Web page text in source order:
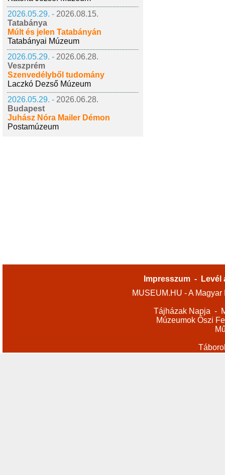
2026.05.29. - 2026.08.15.
Tatabánya
Múlt és jelen Tatabányán
Tatabányai Múzeum
2026.05.29. - 2026.06.28.
Veszprém
Szenvedélyből tudomány
Laczkó Dezső Múzeum
2026.05.29. - 2026.06.28.
Budapest
Juhász Nóra Mailer Démon
Postamúzeum
Impresszum -
Levél
MUSEUM.HU - A
Tájházak Napja -
Múzeumok Őszi